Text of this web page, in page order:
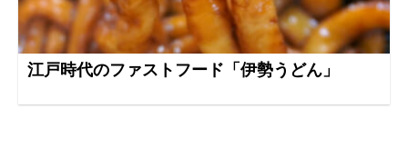
江戸時代のファストフード「伊勢うどん」